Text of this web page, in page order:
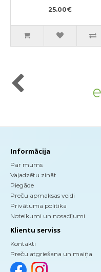
25.00€
Informācija
Par mums
Vajadzētu zināt
Piegāde
Preču apmaksas veidi
Privātuma politika
Noteikumi un nosacījumi
Klientu serviss
Kontakti
Preču atgriešana un maiņa